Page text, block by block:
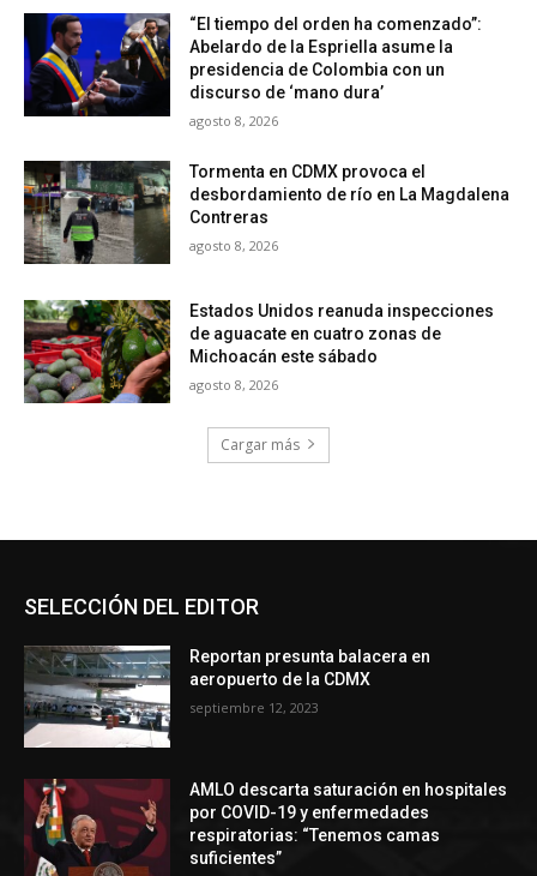
“El tiempo del orden ha comenzado”:
Abelardo de la Espriella asume la
presidencia de Colombia con un
discurso de ‘mano dura’
agosto 8, 2026
Tormenta en CDMX provoca el
desbordamiento de río en La Magdalena
Contreras
agosto 8, 2026
Estados Unidos reanuda inspecciones
de aguacate en cuatro zonas de
Michoacán este sábado
agosto 8, 2026
Cargar más
SELECCIÓN DEL EDITOR
Reportan presunta balacera en
aeropuerto de la CDMX
septiembre 12, 2023
AMLO descarta saturación en hospitales
por COVID-19 y enfermedades
respiratorias: “Tenemos camas
suficientes”